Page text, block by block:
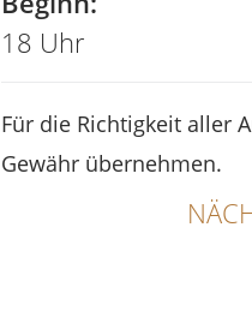
18 Uhr
Für die Richtigkeit aller
Gewähr übernehmen.